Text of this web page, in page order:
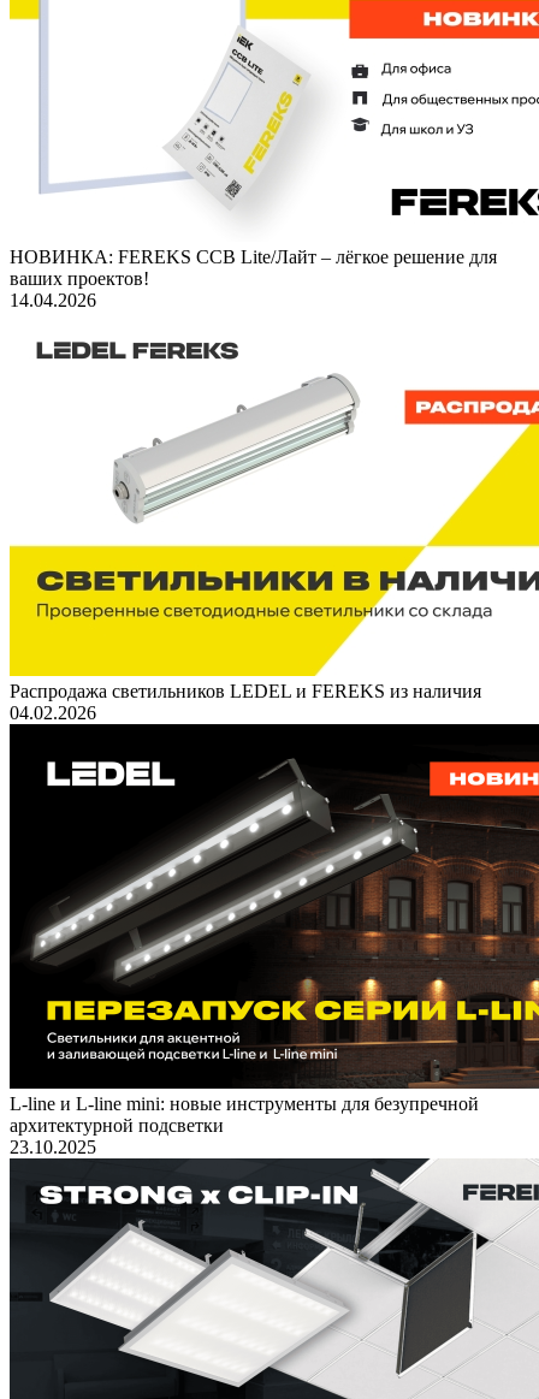
НОВИНКА: FEREKS ССВ Lite/Лайт – лёгкое решение для
ваших проектов!
14.04.2026
Распродажа светильников LEDEL и FEREKS из наличия
04.02.2026
L-line и L-line mini: новые инструменты для безупречной
архитектурной подсветки
23.10.2025